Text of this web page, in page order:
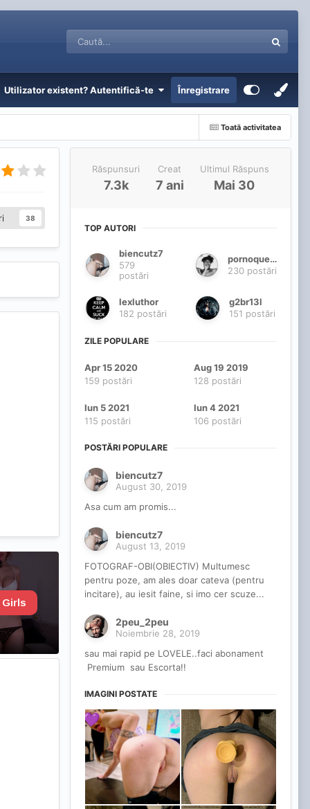
Utilizator existent? Autentifică-te Înregistrare
Toată activitatea
38
Răspunsuri
7.3k
Creat
7 ani
Ultimul Răspuns
Mai 30
TOP AUTORI
biencutz7
579
postări
pornoqueen
230 postări
lexluthor
182 postări
g2br13l
151 postări
ZILE POPULARE
Apr 15 2020
159 postări
Aug 19 2019
128 postări
Iun 5 2021
115 postări
Iun 4 2021
106 postări
POSTĂRI POPULARE
biencutz7
August 30, 2019
Asa cum am promis...
biencutz7
August 13, 2019
FOTOGRAF-OBI(OBIECTIV) Multumesc
pentru poze, am ales doar cateva (pentru
incitare), au iesit faine, si imo cer scuze...
2peu_2peu
Noiembrie 28, 2019
sau mai rapid pe LOVELE..faci abonament
Premium sau Escorta!!
IMAGINI POSTATE